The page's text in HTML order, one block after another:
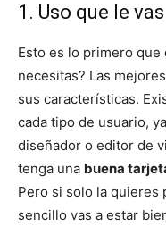
1. Uso que le
Esto es lo primero
necesitas? Las
sus características.
cada tipo de usuario,
diseñador o editor de
tenga una buena
Pero si solo la quieres
sencillo vas a estar